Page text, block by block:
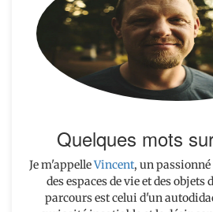
Quelques mots
Je m'appelleVincent, un
des espaces de vie et des
parcours est celui d'un